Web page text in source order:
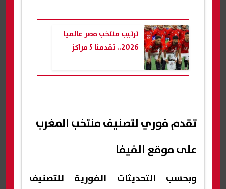
ترتيب منتخب مصر عالميا
2026.. تقدمنا 5 مراكز
تقدم فوري لتصنيف منتخب المغرب
على موقع الفيفا
وبحسب التحديثات الفورية للتصنيف